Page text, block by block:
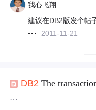
我心飞翔
建议在DB2版发个帖
2011-11-21
DB2 The transaction